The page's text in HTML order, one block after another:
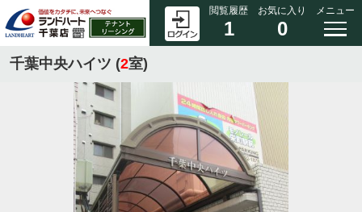
閲覧履歴
1
お気に入り
0
メニュー
千葉中央ハイツ (2室)